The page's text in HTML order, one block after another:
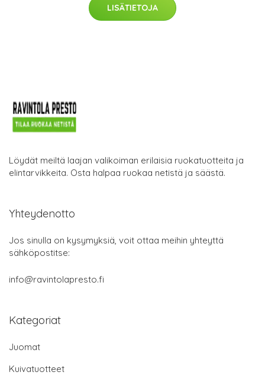
LISÄTIETOJA
Löydät meiltä laajan valikoiman erilaisia ruokatuotteita ja
elintarvikkeita. Osta halpaa ruokaa netistä ja säästä.
Yhteydenotto
Jos sinulla on kysymyksiä, voit ottaa meihin yhteyttä
sähköpostitse:
info@ravintolapresto.fi
Kategoriat
Juomat
Kuivatuotteet